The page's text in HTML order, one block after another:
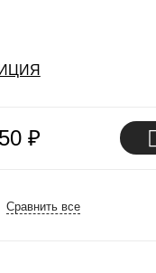
₽
Сравнить все